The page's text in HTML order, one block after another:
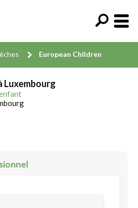
European Children
Luxembourg